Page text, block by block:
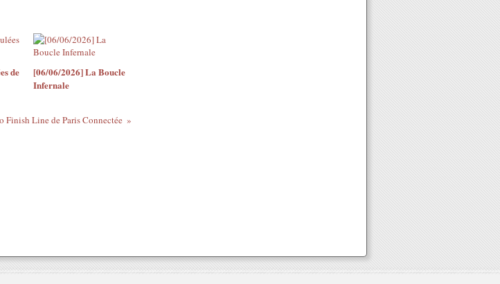
de
[06/06/2026] La Boucle
Infernale
Finish Line de Paris Connectée